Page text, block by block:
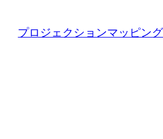
プロジェクションマッピング